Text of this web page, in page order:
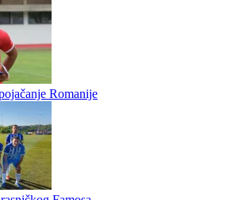
Ćehotine
iz Vojkovića odigraće danas prijateljsku
stadionu u Foči u sklopu priprema za novu